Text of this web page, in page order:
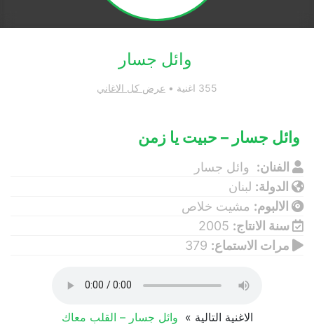
وائل جسار
355 اغنية • عرض كل الاغاني
وائل جسار – حبيت يا زمن
الفنان:
وائل جسار
الدولة: لبنان
الالبوم: مشيت خلاص
سنة الانتاج: 2005
مرات الاستماع:
الاغنية التالية » وائل جسار – القلب معاك